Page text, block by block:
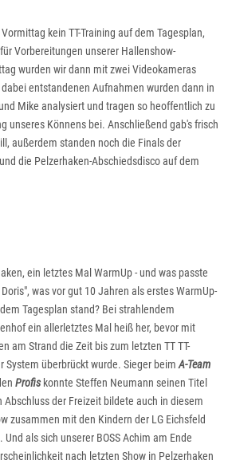
kein TT-Training auf dem Tagesplan,
Vorbereitungen unserer Hallenshow-
wurden wir dann mit zwei Videokameras
entstandenen Aufnahmen wurden dann in
Mike analysiert und tragen so heoffentlich zu
unseres Könnens bei. Anschließend gab's frisch
außerdem standen noch die Finals der
die Pelzerhaken-Abschiedsdisco auf dem
ein letztes Mal WarmUp - und was passte
was vor gut 10 Jahren als erstes WarmUp-
Tagesplan stand? Bei strahlendem
ein allerletztes Mal heiß her, bevor mit
am Strand die Zeit bis zum letzten TT TT-
System überbrückt wurde. Sieger beimA-Team
Profiskonnte Steffen Neumann seinen Titel
der Freizeit bildete auch in diesem
zusammen mit den Kindern der LG Eichsfeld
Und als sich unserer BOSS Achim am Ende
nach letzten Show in Pelzerhaken